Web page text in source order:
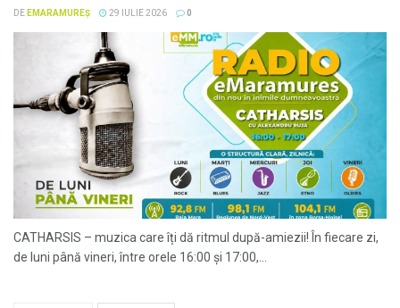
DE EMARAMUREȘ 29 IULIE 2026 0
CATHARSIS – muzica care îți dă ritmul după-amiezii! În fiecare zi,
de luni până vineri, între orele 16:00 și 17:00,...